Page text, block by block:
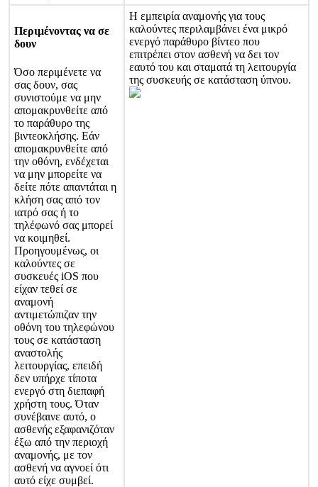
Περιμένοντας να σε
δουν
Όσο περιμένετε να
σας δουν, σας
συνιστούμε να μην
απομακρυνθείτε από
το παράθυρο της
βιντεοκλήσης. Εάν
απομακρυνθείτε από
την οθόνη, ενδέχεται
να μην μπορείτε να
δείτε πότε απαντάται η
κλήση σας από τον
ιατρό σας ή το
τηλέφωνό σας μπορεί
να κοιμηθεί.
Προηγουμένως, οι
καλούντες σε
συσκευές iOS που
είχαν τεθεί σε
αναμονή
αντιμετώπιζαν την
οθόνη του τηλεφώνου
τους σε κατάσταση
αναστολής
λειτουργίας, επειδή
δεν υπήρχε τίποτα
ενεργό στη διεπαφή
χρήστη τους. Όταν
συνέβαινε αυτό, ο
ασθενής εξαφανιζόταν
έξω από την περιοχή
αναμονής, με τον
ασθενή να αγνοεί ότι
αυτό είχε συμβεί.
Η εμπειρία αναμονής για τους
καλούντες περιλαμβάνει ένα μικρό
ενεργό παράθυρο βίντεο που
επιτρέπει στον ασθενή να δει τον
εαυτό του και σταματά τη λειτουργία
της συσκευής σε κατάσταση ύπνου.